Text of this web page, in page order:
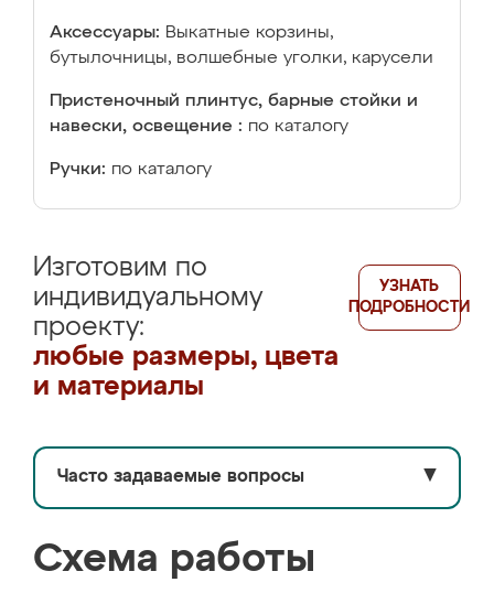
Аксессуары: Выкатные корзины,
бутылочницы, волшебные уголки, карусели
Пристеночный плинтус, барные стойки и
навески, освещение : по каталогу
Ручки: по каталогу
Изготовим по
индивидуальному
проекту:
любые размеры, цвета
и материалы
УЗНАТЬ
ПОДРОБНОСТИ
Часто задаваемые вопросы ▼
Схема работы